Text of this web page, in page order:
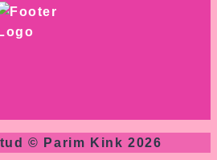
© Parim Kink 2026